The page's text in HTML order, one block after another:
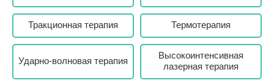
Тракционная терапия Термотерапия
Ударно-волновая терапия
Высокоинтенсивная
лазерная терапия